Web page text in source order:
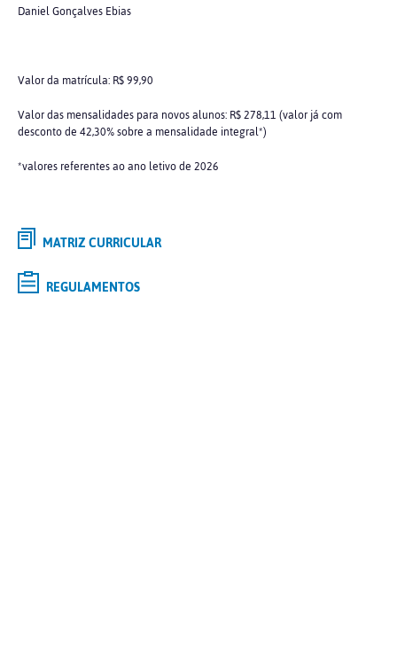
Daniel Gonçalves Ebias
Valor da matrícula: R$ 99,90
Valor das mensalidades para novos alunos: R$ 278,11 (valor já com
desconto de 42,30% sobre a mensalidade integral*)
*valores referentes ao ano letivo de 2026
MATRIZ CURRICULAR
REGULAMENTOS